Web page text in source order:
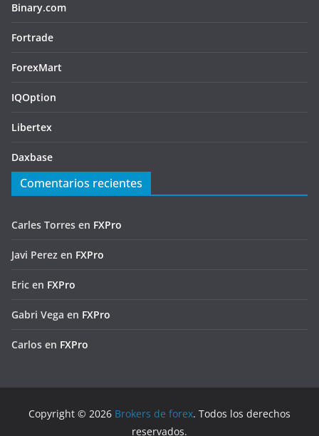
Binary.com
Fortrade
ForexMart
IQOption
Libertex
Daxbase
Comentarios recientes
Carles Torres en FXPro
Javi Perez en FXPro
Eric en FXPro
Gabri Vega en FXPro
Carlos en FXPro
Copyright © 2026 Brokers de forex. Todos los derechos
reservados.